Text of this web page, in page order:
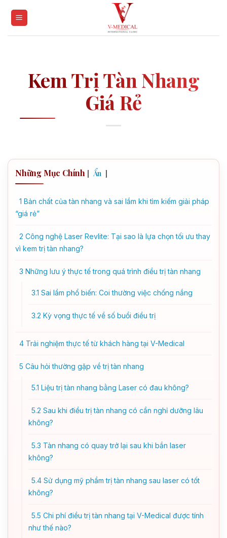
Kem Trị Tàn Nhang
Giá Rẻ
Những Mục Chính [ Ẩn ]
1 Bản chất của tàn nhang và sai lầm khi tìm kiếm giải pháp
“giá rẻ”
2 Công nghệ Laser Revlite: Tại sao là lựa chọn tối ưu thay
vì kem trị tàn nhang?
3 Những lưu ý thực tế trong quá trình điều trị tàn nhang
3.1 Sai lầm phổ biến: Coi thường việc chống nắng
3.2 Kỳ vọng thực tế về số buổi điều trị
4 Trải nghiệm thực tế từ khách hàng tại V-Medical
5 Câu hỏi thường gặp về trị tàn nhang
5.1 Liệu trị tàn nhang bằng Laser có đau không?
5.2 Sau khi điều trị tàn nhang có cần nghỉ dưỡng lâu
không?
5.3 Tàn nhang có quay trở lại sau khi bắn laser
không?
5.4 Sử dụng mỹ phẩm trị tàn nhang sau laser có tốt
không?
5.5 Chi phí điều trị tàn nhang tại V-Medical được tính
như thế nào?